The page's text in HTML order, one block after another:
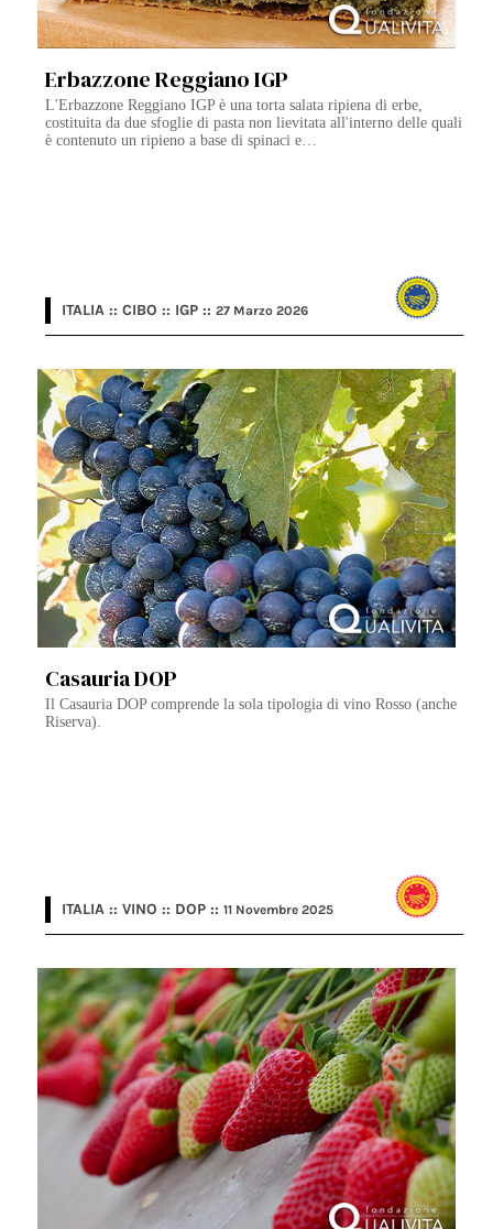
Erbazzone Reggiano IGP
L'Erbazzone Reggiano IGP è una torta salata ripiena di erbe,
costituita da due sfoglie di pasta non lievitata all'interno delle quali
è contenuto un ripieno a base di spinaci e…
ITALIA :: CIBO :: IGP ::27 Marzo 2026
Casauria DOP
Il Casauria DOP comprende la sola tipologia di vino Rosso (anche
Riserva).
ITALIA :: VINO :: DOP ::11 Novembre 2025